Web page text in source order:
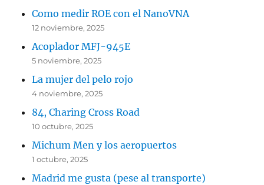
Como medir ROE con el NanoVNA
12 noviembre, 2025
Acoplador MFJ-945E
5 noviembre, 2025
La mujer del pelo rojo
4 noviembre, 2025
84, Charing Cross Road
10 octubre, 2025
Michum Men y los aeropuertos
1 octubre, 2025
Madrid me gusta (pese al transporte)